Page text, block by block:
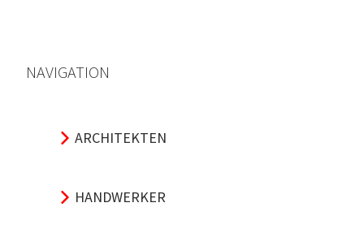
NAVIGATION
ARCHITEKTEN
HANDWERKER